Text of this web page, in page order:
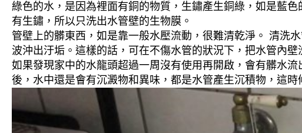
綠色的水，是因為裡面有銅的物質，生鏽產生銅綠，如是藍
有生鏽，所以只洗出水管壁的生物膜。
管壁上的髒東西，如是靠一般水壓流動，很難清乾淨。 清洗
波沖出汙垢。這樣的話，可在不傷水管的狀況下，把水管內壁
如果發現家中的水龍頭超過一周沒有使用再開啟，會有髒水
後，水中還是會有沉澱物和異味，都是水管產生沉積物，這時